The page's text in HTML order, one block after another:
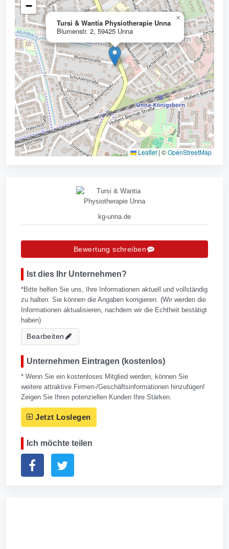
Tursi & Wantia Physiotherapie Unna
Blumenstr. 2, 59425 Unna
×
−
Leaflet |©OpenStreetMap
kg-unna.de
Bewertung schreiben
Ist dies Ihr Unternehmen?
*Bitte helfen Sie uns, Ihre Informationen aktuell und vollständig
zu halten. Sie können die Angaben korrigieren. (Wir werden die
Informationen aktualisieren, nachdem wir die Echtheit bestätigt
haben)
Bearbeiten
Unternehmen Eintragen (kostenlos)
* Wenn Sie ein kostenloses Mitglied werden, können Sie
weitere attraktive Firmen-/Geschäftsinformationen hinzufügen!
Zeigen Sie Ihren potenziellen Kunden Ihre Stärken.
Jetzt Loslegen
Ich möchte teilen